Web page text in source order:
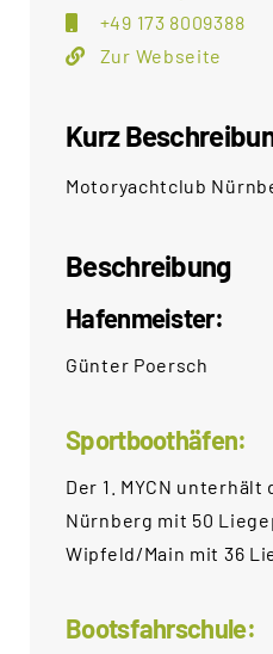
+49 173 8009388
Zur Webseite
Kurz
Motoryachtclub
Beschreibung
Hafenmeister:
Günter Poersch
Sportboothäfen:
Der 1. MYCN
Nürnberg mit 50
Wipfeld/Main mit 36
Bootsfahrschule: